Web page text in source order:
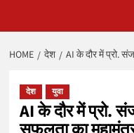
HOME देश AI के दौर में प्रो.
देश युवा
AI के दौर में प्रो.